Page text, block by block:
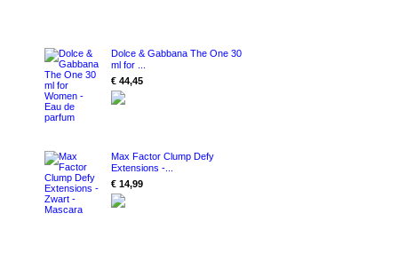
Dolce & Gabbana The One 30
ml for ...
€ 44,45
Max Factor Clump Defy
Extensions -...
€ 14,99